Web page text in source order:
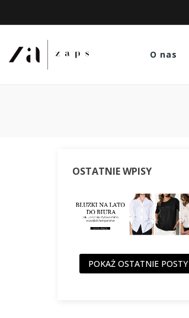
O nas
OSTATNIE WPISY
POKAŻ OSTATNIE POSTY